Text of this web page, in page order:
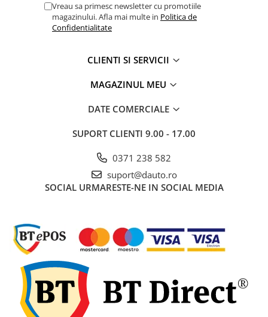
Vreau sa primesc newsletter cu promotiile
magazinului. Afla mai multe in Politica de
Confidentialitate
CLIENTI SI SERVICII
MAGAZINUL MEU
DATE COMERCIALE
SUPORT CLIENTI 9.00 - 17.00
0371 238 582
suport@dauto.ro
SOCIAL URMARESTE-NE IN SOCIAL MEDIA